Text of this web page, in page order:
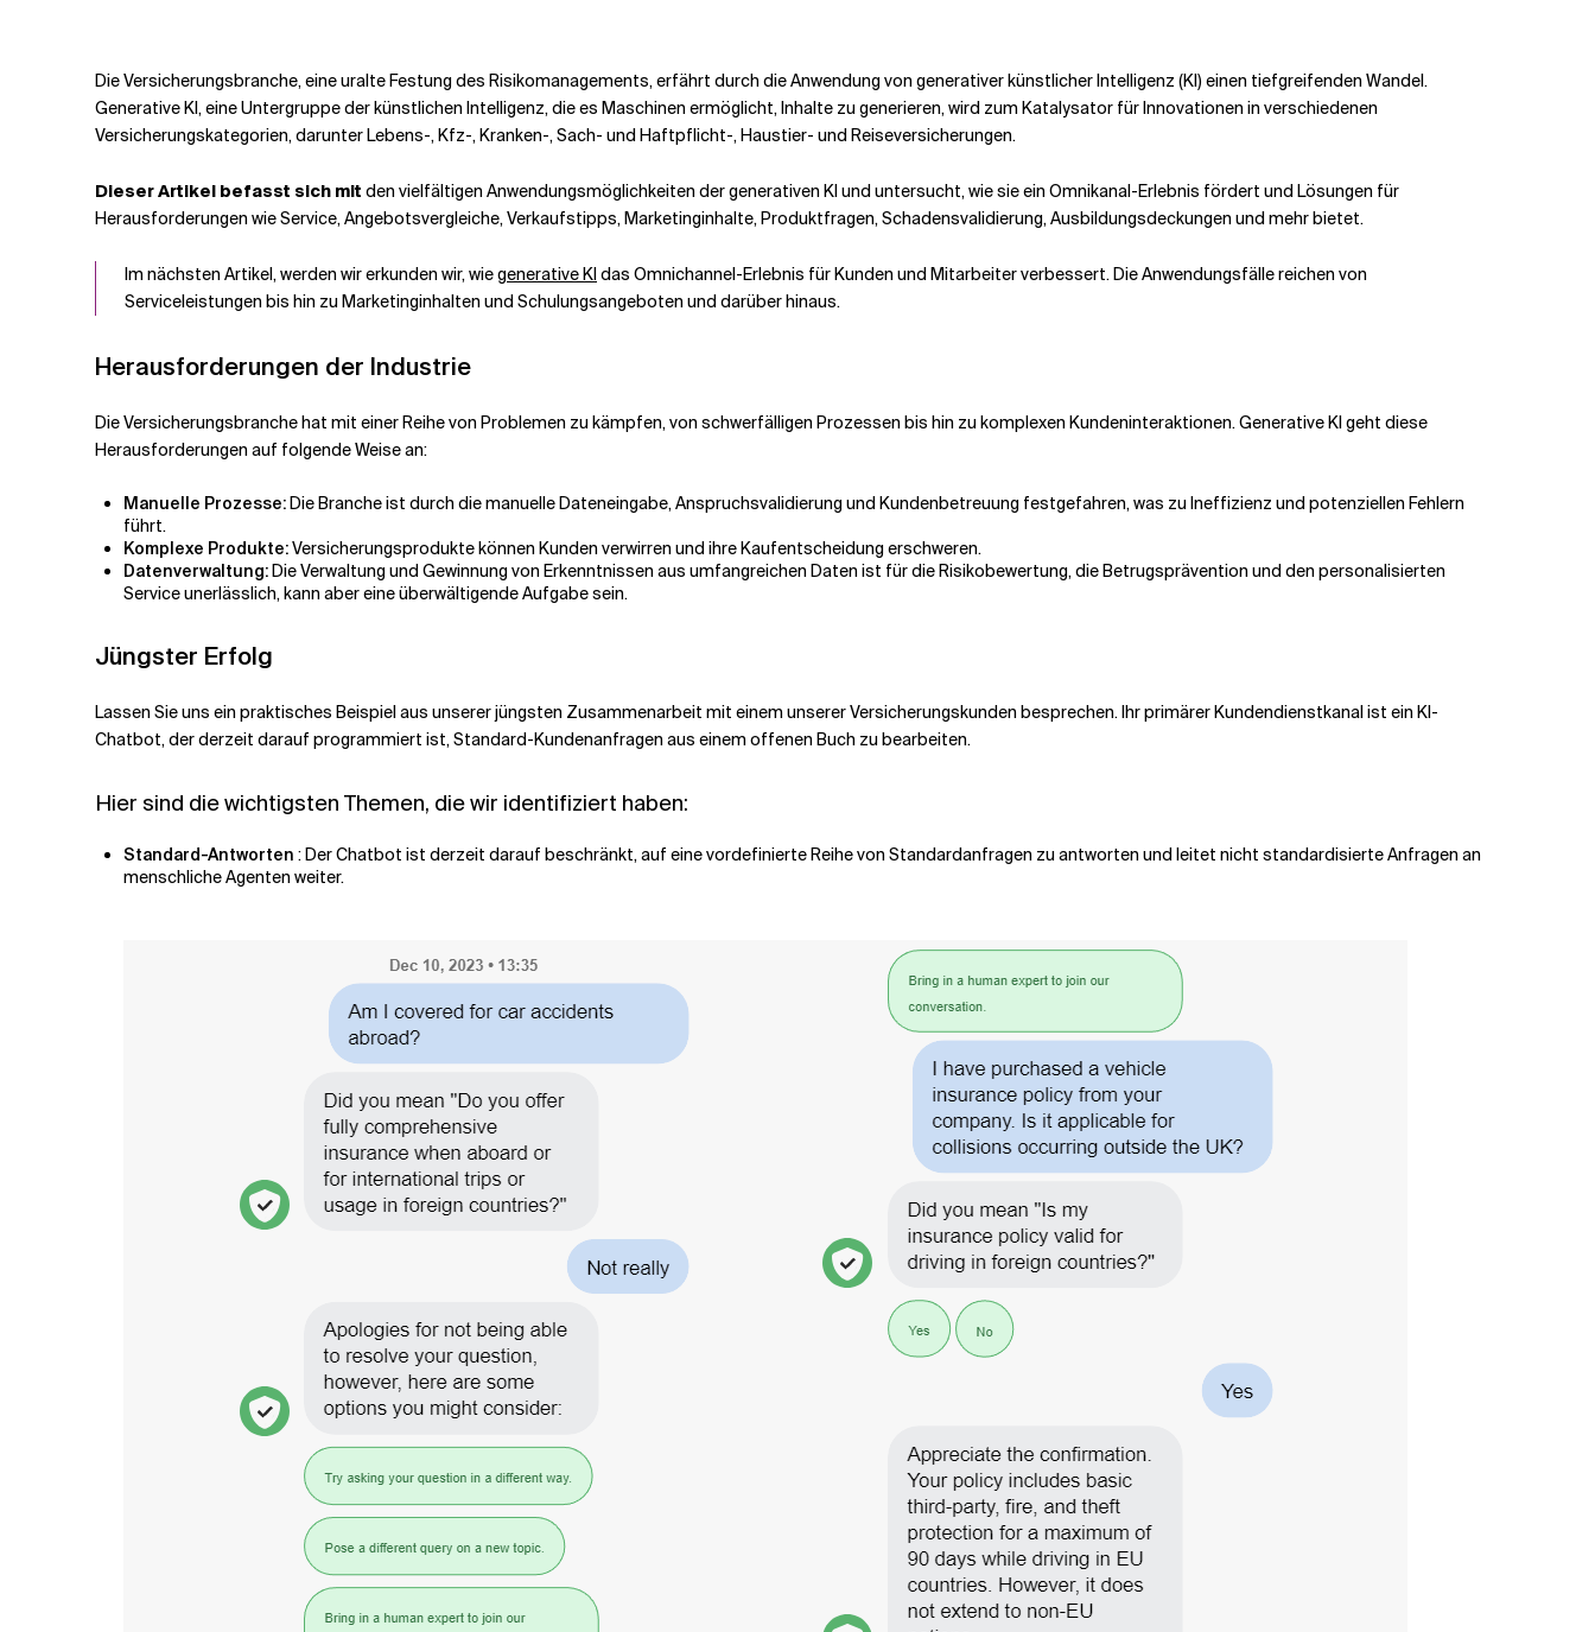
Die Versicherungsbranche, eine uralte Festung des Risikomanagements, erfährt durch die Anwendung von generativer künstlicher Intelligenz (KI) einen tiefgreifenden Wandel.
Generative KI, eine Untergruppe der künstlichen Intelligenz, die es Maschinen ermöglicht, Inhalte zu generieren, wird zum Katalysator für Innovationen in verschiedenen
Versicherungskategorien, darunter Lebens-, Kfz-, Kranken-, Sach- und Haftpflicht-, Haustier- und Reiseversicherungen.
Dieser Artikel befasst sich mit den vielfältigen Anwendungsmöglichkeiten der generativen KI und untersucht, wie sie ein Omnikanal-Erlebnis fördert und Lösungen für
Herausforderungen wie Service, Angebotsvergleiche, Verkaufstipps, Marketinginhalte, Produktfragen, Schadensvalidierung, Ausbildungsdeckungen und mehr bietet.
Im nächsten Artikel,werden wirerkunden wir, wiegenerative KIdas Omnichannel-Erlebnis für Kunden und Mitarbeiter verbessert. Die Anwendungsfälle reichen von
Serviceleistungen bis hin zu Marketinginhalten und Schulungsangeboten und darüber hinaus.
Herausforderungen der Industrie
Die Versicherungsbranche hat mit einer Reihe von Problemen zu kämpfen, von schwerfälligen Prozessen bis hin zu komplexen Kundeninteraktionen. Generative KI geht diese
Herausforderungen auf folgende Weise an:
Manuelle Prozesse:Die Branche ist durch die manuelle Dateneingabe, Anspruchsvalidierung und Kundenbetreuung festgefahren, was zu Ineffizienz und potenziellen Fehlern
führt.
Komplexe Produkte:Versicherungsprodukte können Kunden verwirren und ihre Kaufentscheidung erschweren.
Datenverwaltung:Die Verwaltung und Gewinnung von Erkenntnissen aus umfangreichen Daten ist für die Risikobewertung, die Betrugsprävention und den personalisierten
Service unerlässlich, kann aber eine überwältigende Aufgabe sein.
Jüngster Erfolg
Lassen Sie uns ein praktisches Beispiel aus unserer jüngsten Zusammenarbeit mit einem unserer Versicherungskunden besprechen.Ihr primärer Kundendienstkanal ist ein KI-
Chatbot, der derzeit darauf programmiert ist, Standard-Kundenanfragen aus einem offenen Buch zu bearbeiten.
Hier sind die wichtigsten Themen, die wir identifiziert haben:
Standard-Antworten : Der Chatbot ist derzeit darauf beschränkt, auf eine vordefinierte Reihe von Standardanfragen zu antworten und leitet nicht standardisierte Anfragen an
menschliche Agenten weiter.